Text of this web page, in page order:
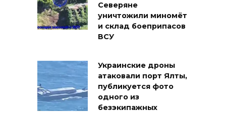
Северяне
уничтожили миномёт
и склад боеприпасов
ВСУ
Украинские дроны
атаковали порт Ялты,
публикуется фото
одного из
безэкипажных